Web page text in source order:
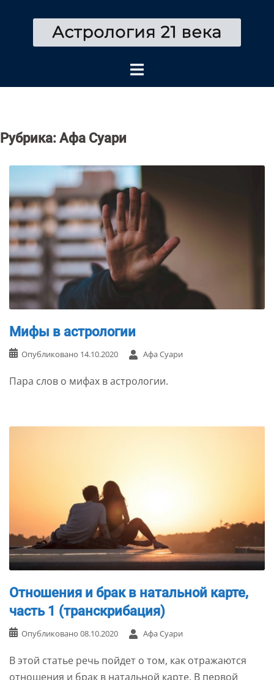
содержимому
Рубрика: Афа Суари
Мифы в астрологии
Опубликовано 14.10.2020 Афа Суари
Пара слов о мифах в астрологии.
Отношения и брак в натальной карте,
часть 1 (транскрибация)
Опубликовано 08.10.2020 Афа Суари
В этой статье речь пойдет о том, как отражаются
отношения и брак в натальной карте. В первой